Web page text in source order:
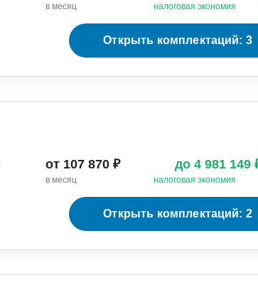
в месяц налоговая экономия
Открыть комплектаций: 3
от 107 870 ₽
в месяц
до 4 981 149
налоговая экономия
Открыть комплектаций: 2